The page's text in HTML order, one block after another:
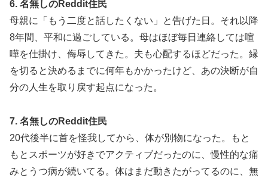
6. 名無しのReddit住民
母親に「もう二度と話したくない」と告げた日。それ以降
8年間、平和に過ごしている。母はほぼ毎日連絡しては喧
嘩を仕掛け、侮辱してきた。夫も心配するほどだった。縁
を切ると決めるまでに何年もかかったけど、あの決断が自
分の人生を取り戻す起点になった。
7. 名無しのReddit住民
20代後半に首を怪我してから、体が別物になった。もと
もとスポーツが好きでアクティブだったのに、慢性的な痛
みとうつ病が続いてる。体はまだ動きたがってるのに、無